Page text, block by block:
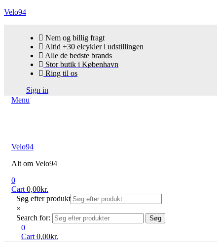
Velo94
Nem og billig fragt
Altid +30 elcykler i udstillingen
Alle de bedste brands
Stor butik i København
Ring til os
Sign in
Menu
Velo94
Alt om Velo94
0
Cart 0,00kr.
Søg efter produkt
×
Search for:
Søg
0
Cart 0,00kr.